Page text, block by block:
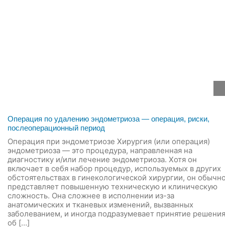
Операция по удалению эндометриоза — операция, риски,
послеоперационный период
Операция при эндометриозе Хирургия (или операция)
эндометриоза — это процедура, направленная на
диагностику и/или лечение эндометриоза. Хотя он
включает в себя набор процедур, используемых в других
обстоятельствах в гинекологической хирургии, он
представляет повышенную техническую и клиническую
сложность. Она сложнее в исполнении из-за
анатомических и тканевых изменений, вызванных
заболеванием, и иногда подразумевает принятие решения
об […]